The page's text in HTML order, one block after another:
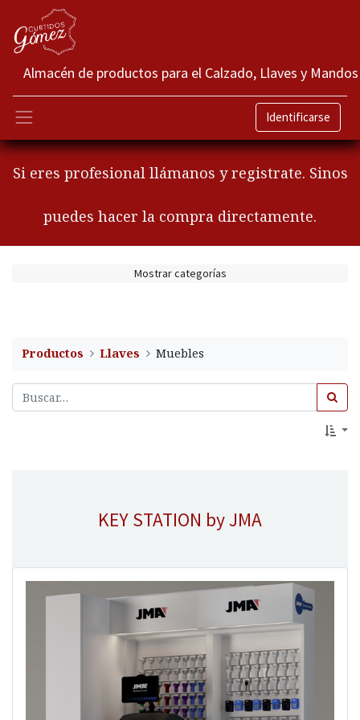
Almacén de productos para el Calzado, Llaves y Mandos
Identificarse
Si eres profesional llámanos y registrate. Sinos
puedes hacer la compra directamente.
Mostrar categorías
Productos Llaves ​​​Muebles
KEY STATION by JMA